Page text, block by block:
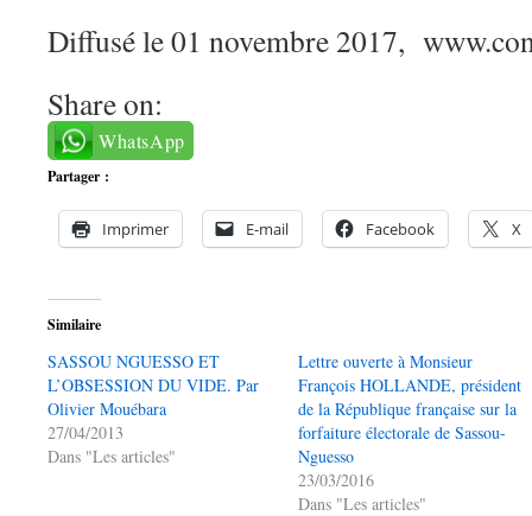
Diffusé le 01 novembre 2017,
Share on:
WhatsApp
Partager :
Imprimer E-mail Facebook X
Similaire
SASSOU NGUESSO ET
L’OBSESSION DU VIDE. Par
Olivier Mouébara
27/04/2013
Dans "Les articles"
Lettre ouverte à Monsieur
François HOLLANDE, président
de la République française sur la
forfaiture électorale de Sassou-
Nguesso
23/03/2016
Dans "Les articles"